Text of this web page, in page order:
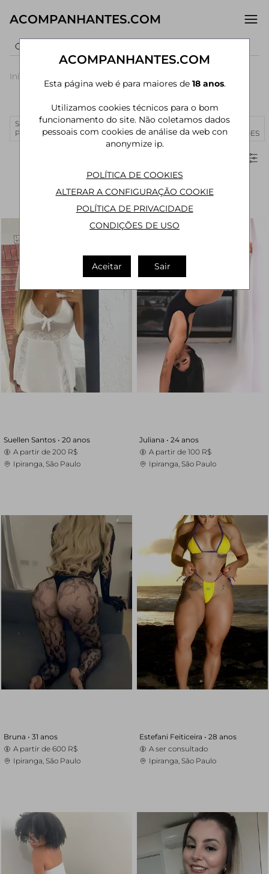
ACOMPANHANTES.COM
Início
SÃO
PAULO
RIO DE
JANEIRO
CURITIBA MANAUS
JOÃO
PESSOA
MAIS
CIDADES
Suellen Santos • 20 anos
A partir de 200 R$
Ipiranga, São Paulo
Juliana • 24 anos
A partir de 100 R$
Ipiranga, São Paulo
Bruna • 31 anos
A partir de 600 R$
Ipiranga, São Paulo
Estefani Feiticeira • 28 anos
A ser consultado
Ipiranga, São Paulo
ACOMPANHANTES.COM
Esta página web é para maiores de 18 anos.
Utilizamos cookies técnicos para o bom
funcionamento do site. Não coletamos dados
pessoais com cookies de análise da web con
anonymize ip.
POLÍTICA DE COOKIES
ALTERAR A CONFIGURAÇÃO COOKIE
POLÍTICA DE PRIVACIDADE
CONDIÇÕES DE USO
Aceitar Sair